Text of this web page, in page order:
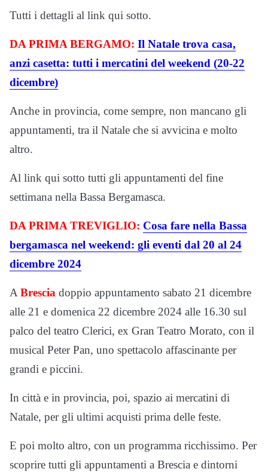
Tutti i dettagli al link qui sotto.
DA PRIMA BERGAMO: Il Natale trova casa,
anzi casetta: tutti i mercatini del weekend (20-22
dicembre)
Anche in provincia, come sempre, non mancano gli
appuntamenti, tra il Natale che si avvicina e molto
altro.
Al link qui sotto tutti gli appuntamenti del fine
settimana nella Bassa Bergamasca.
DA PRIMA TREVIGLIO: Cosa fare nella Bassa
bergamasca nel weekend: gli eventi dal 20 al 24
dicembre 2024
ABrescia doppio appuntamento sabato 21 dicembre
alle 21 e domenica 22 dicembre 2024 alle 16.30 sul
palco del teatro Clerici, ex Gran Teatro Morato, con il
musical Peter Pan, uno spettacolo affascinante per
grandi e piccini.
In città e in provincia, poi, spazio ai mercatini di
Natale, per gli ultimi acquisti prima delle feste.
E poi molto altro, con un programma ricchissimo. Per
scoprire tutti gli appuntamenti a Brescia e dintorni